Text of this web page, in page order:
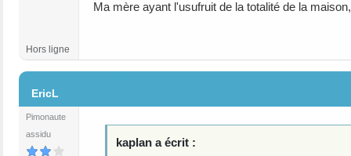
Ma mère ayant l'usufruit de la totalité de la
Hors ligne
EricL
Pimonaute
assidu
kaplan a écrit :